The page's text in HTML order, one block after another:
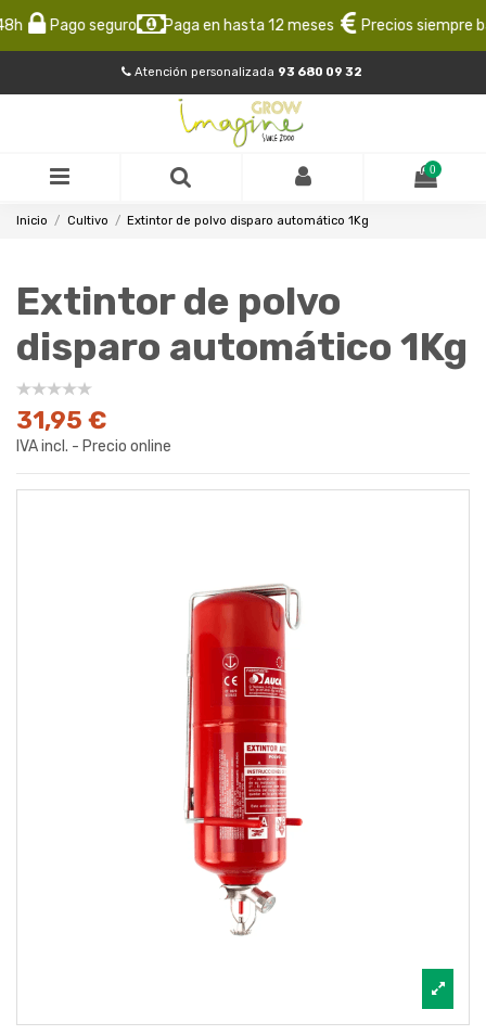
Pago seguro Paga en hasta 12 meses Precios siempre
Atención personalizada 93 680 09 32
0
Inicio Cultivo Extintor de polvo disparo automático 1Kg
Extintor de polvo
disparo automático 1Kg
31,95 €
IVA incl. - Precio online